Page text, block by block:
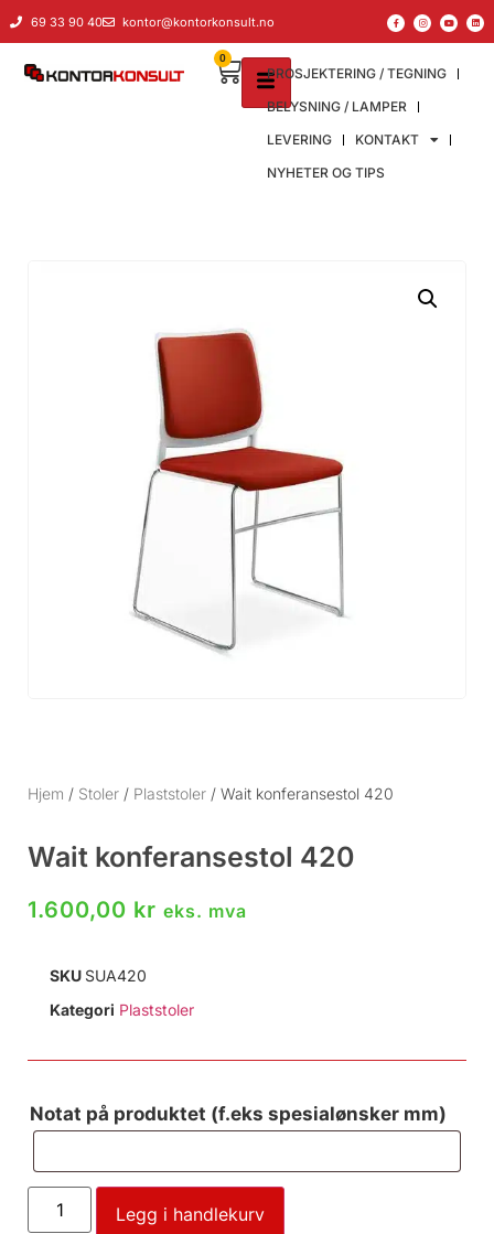
69 33 90 40 kontor@kontorkonsult.no
PROSJEKTERING / TEGNING
BELYSNING / LAMPER
LEVERING
KONTAKT
NYHETER OG TIPS
0
Hjem / Stoler / Plaststoler / Wait konferansestol 420
Wait konferansestol 420
1.600,00 kr eks. mva
SKU SUA420
Kategori Plaststoler
Notat på produktet (f.eks spesialønsker mm)
Legg i handlekurv